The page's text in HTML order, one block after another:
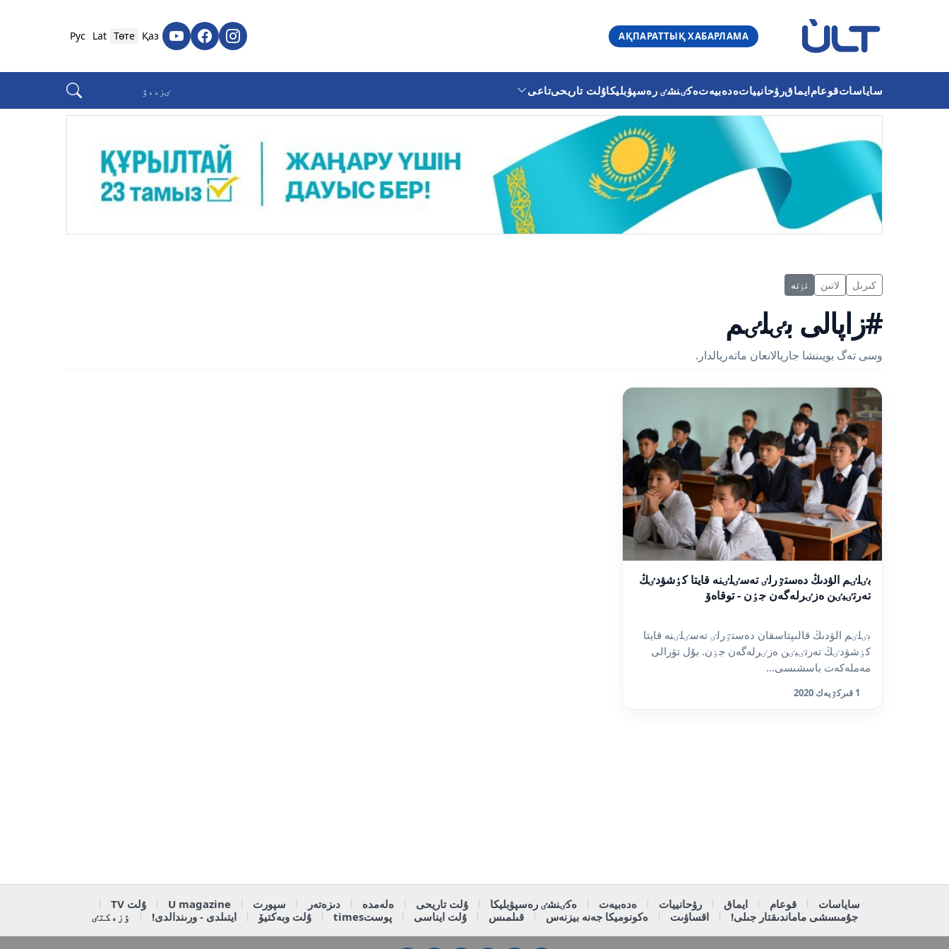
АҚПАРАТТЫҚ ХАБАРЛАМА
Қаз
Төте
Lat
Рус
ساياساتقوعامايماقرۋحانيياتەدەبيەتەكٸنشٸ رەسپۋبليكاۇلت تاريحىتاعى
كىرىل لاتىن تٶتە
#زاپالى بٸلٸم
وسى تەگ بويىنشا جاريالانعان ماتەريالدار.
بٸلٸم الۋدىڭ دەستٷرلٸ تەسٸلٸنە قايتا كٶشۋدٸڭ
تەرتٸبٸن ەزٸرلەگەن جٶن - توقاەۆ
بٸلٸم الۋدىڭ قالىپتاسقان دەستٷرلٸ تەسٸلٸنە قايتا
كٶشۋدٸڭ تەرتٸبٸن ەزٸرلەگەن جٶن. بۇل تۋرالى
مەملەكەت باسشىسى...
1 قىركٷيەك 2020
ساياسات قوعام ايماق رۋحانييات ەدەبيەت ەكٸنشٸ رەسپۋبليكا ۇلت تاريحى ەلەمدە دىزەتەر سپورت U magazine
ۇلت TV
جۇمىسشى ماماندىقتار جىلى!
اقساۋىت ەكونوميكا جەنە بيزنەس قىلمىس ۇلت ايناسى پوستtimes ۇلت وبەكتيۆ ايتىلدى - ورىندالدى! ٶزەكتٸ